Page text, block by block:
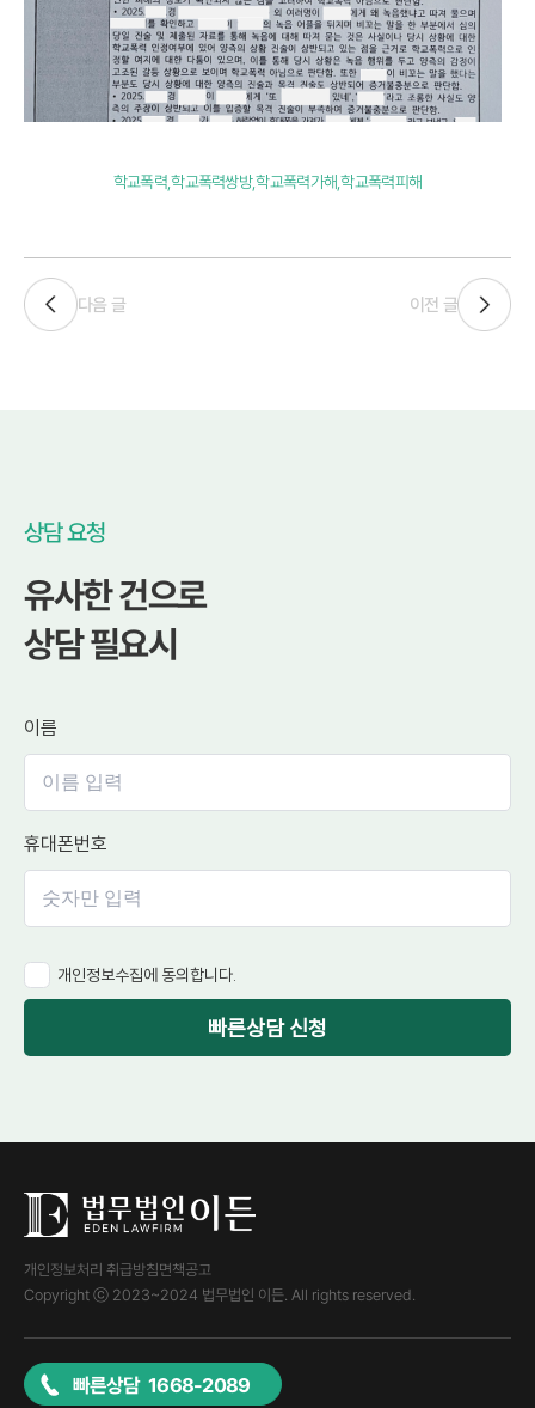
학교폭력,학교폭력쌍방,학교폭력가해,학교폭력피해
다음 글 이전 글
상담 요청
유사한 건으로
상담 필요시
이름
휴대폰번호
개인정보수집에 동의합니다.
빠른상담 신청
개인정보처리 취급방침면책공고
Copyright ⓒ 2023~2024 법무법인 이든. All rights reserved.
빠른상담 1668-2089